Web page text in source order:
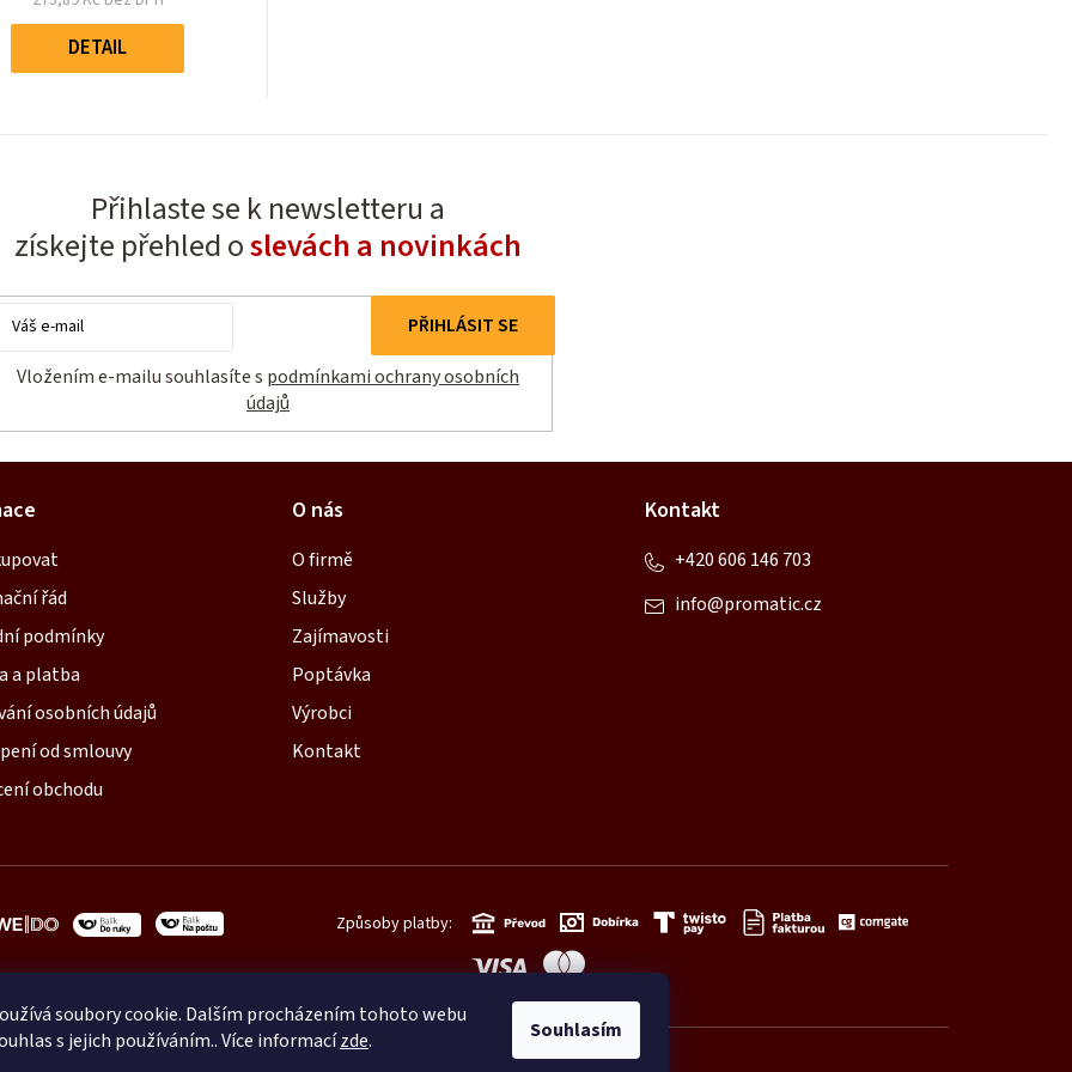
soubory cookie. Dalším procházením tohoto webu
s jejich používáním.. Více informacízde. Souhlasím
hvězdiček.
Měrná
cena:
DETAIL
Přihlaste se k newsletteru a
získejte přehled oslevách a novinkách
E-
Vložením e-mailu souhlasíte s podmínkami ochrany osobních
údajů
PŘIHLÁSIT SE
řád
podmínky
a platba
osobních údajů
od smlouvy
obchodu
O nás
O firmě
Služby
Zajímavosti
Poptávka
Výrobci
Kontakt
Kontakt
info@promatic.cz
+420 606 146 703
Způsoby platby: